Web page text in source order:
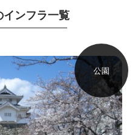
インフラ一覧
公園